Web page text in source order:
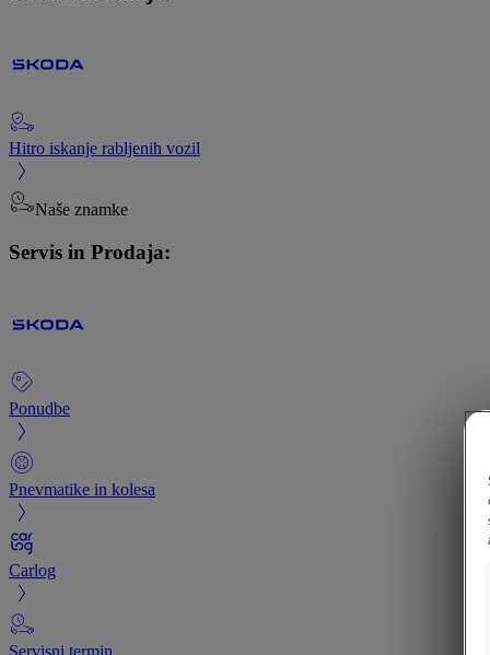
Hitro iskanje rabljenih vozil
Naše znamke
Servis in Prodaja:
Ponudbe
Pnevmatike in kolesa
Carlog
Servisni termin